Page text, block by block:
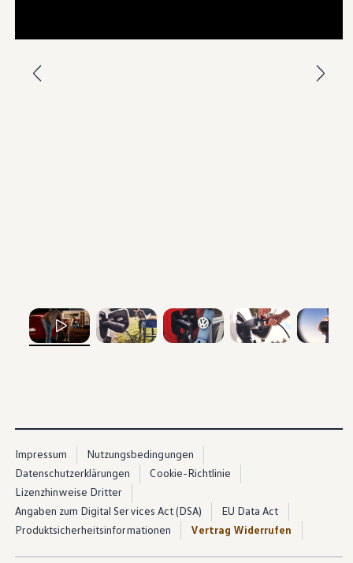
, 1 von 5
Impressum
Nutzungsbedingungen
Datenschutzerklärungen
Cookie-Richtlinie
Lizenzhinweise Dritter
Angaben zum Digital Services Act (DSA)
EU Data Act
Produktsicherheitsinformationen
Vertrag Widerrufen